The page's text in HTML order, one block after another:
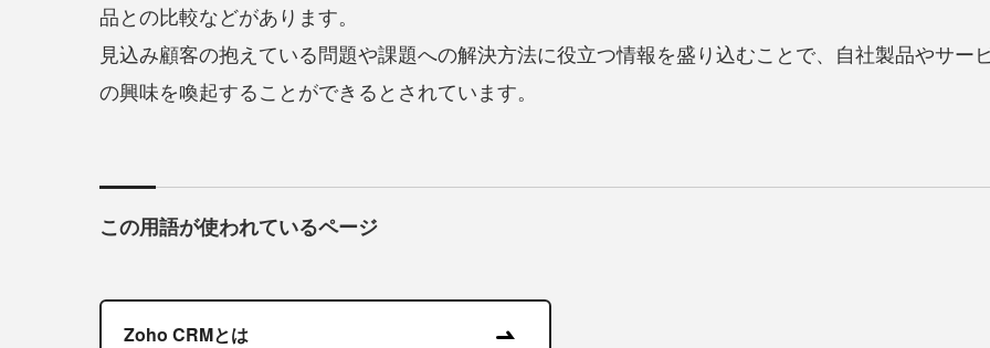
品との比較などがあります。
見込み顧客の抱えている問題や課題への解決方法に役立つ情報を盛り込むことで、自社製品やサー
の興味を喚起することができるとされています。
この用語が使われているページ
Zoho CRMとは